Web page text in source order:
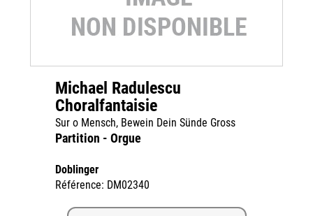
Michael Radulescu
Choralfantaisie
Sur o Mensch, Bewein Dein Sünde Gross
Partition - Orgue
Doblinger
Référence: DM02340